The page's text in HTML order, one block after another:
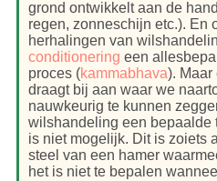
grond ontwikkelt aan de
regen, zonneschijn etc.). En
herhalingen van
conditionering een
proces (kammabhava).
draagt bij aan waar we
nauwkeurig te kunnen
wilshandeling een bepaalde
is niet mogelijk. Dit is zoiets
steel van een hamer
het is niet te bepalen